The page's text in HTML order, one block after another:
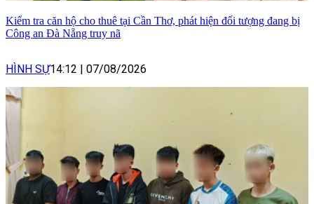
Kiểm tra căn hộ cho thuê tại Cần Thơ, phát hiện đối tượng đang bị
Công an Đà Nẵng truy nã
HÌNH SỰ14:12 07/08/2026